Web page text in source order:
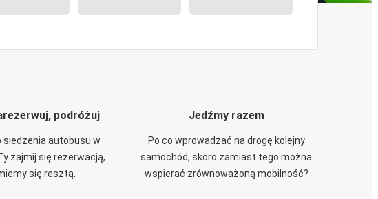
podróżuj
siedzenia autobusu w
zajmij się rezerwacją,
się resztą.
Jedźmy razem
Po co wprowadzać na drogę kolejny
samochód, skoro zamiast tego można
wspierać zrównoważoną mobilność?